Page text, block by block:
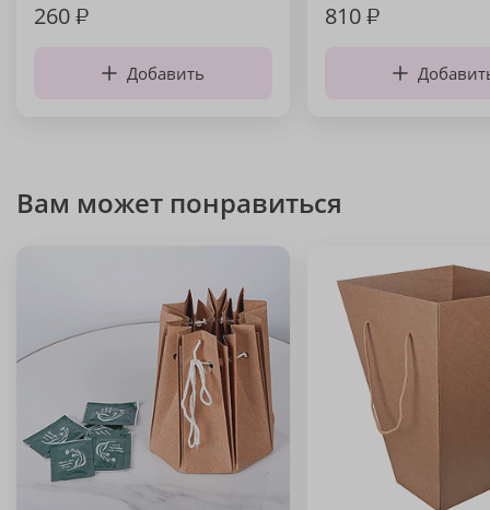
260₽
Добавить
810₽
Вам может понравиться